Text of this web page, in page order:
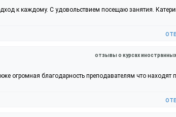
к каждому. С удовольствием посещаю занятия.
отзывы о курсах
огромная благодарность преподавателям что находят